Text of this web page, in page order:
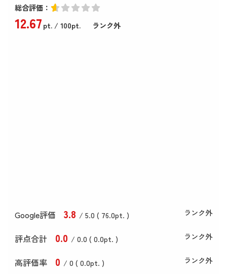
総合評価：
12.67pt./ 100pt. ランク外
Google評価 3.8 / 5.0 ( 76.0pt. ) ランク外
評点合計 0.0 / 0.0 ( 0.0pt. ) ランク外
高評価率 0 / 0 ( 0.0pt. ) ランク外